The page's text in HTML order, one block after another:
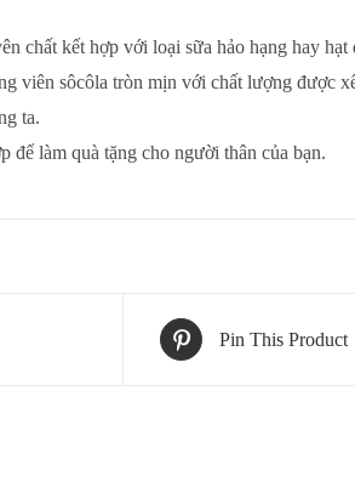
chất kết hợp với loại sữa hảo hạng hay
viên sôcôla tròn mịn với chất lượng được
ta.
để làm quà tặng cho người thân của bạn.
Pin This Product